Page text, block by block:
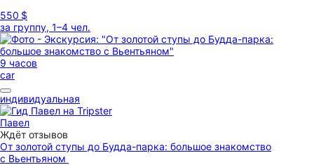
550 $
за группу, 1–4 чел.
9 часов
car
индивидуальная
Павел
Ждёт отзывов
От золотой ступы до Будда-парка: большое знакомство
с Вьентьяном